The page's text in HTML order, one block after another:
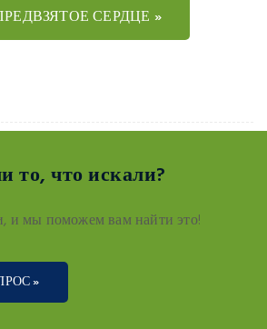
СЕРДЦЕ »
то, что искали?
и мы поможем вам найти это!
»